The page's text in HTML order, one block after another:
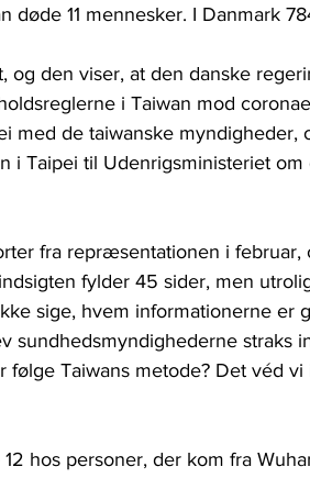
11 mennesker. I Danmark
og den viser, at den danske
i Taiwan mod
med de taiwanske myndigheder,
i Taipei til Udenrigsministeriet om
fra repræsentationen i februar,
fylder 45 sider, men
sige, hvem informationerne er
sundhedsmyndighederne straks
følge Taiwans metode? Det véd vi
hos personer, der kom fra